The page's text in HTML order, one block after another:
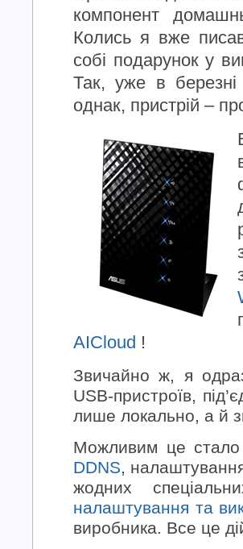
компонент
Колись я вже
собі подарунок у
Так, уже в березні
однак, пристрій –
AICloud !
Звичайно ж, я
USB-пристроїв,
лише локально, а й
Можливим це стало
DDNS ,
жодних
налаштування та
виробника. Все це